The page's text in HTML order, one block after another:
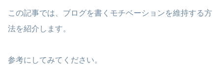
この記事では、ブログを書くモチベーションを維持する方
法を紹介します。
参考にしてみてください。